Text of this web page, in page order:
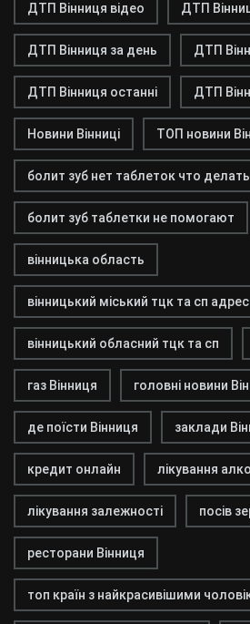
ДТП Вінниця відео ДТП
ДТП Вінниця за день ДТП
ДТП Вінниця останні ДТП
Новини Вінниці ТОП новини
болит зуб нет таблеток что делать
болит зуб таблетки не помогают
вінницька область
вінницький міський тцк та сп
вінницький обласний тцк та сп
газ Вінниця головні новини
де поїсти Вінниця заклади
кредит онлайн лікування
лікування залежності посів
ресторани Вінниця
топ країн з найкрасивішими